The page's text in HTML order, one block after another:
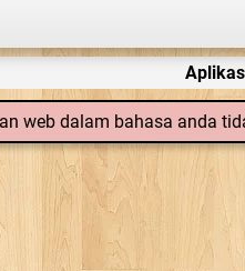
web dalam bahasa anda